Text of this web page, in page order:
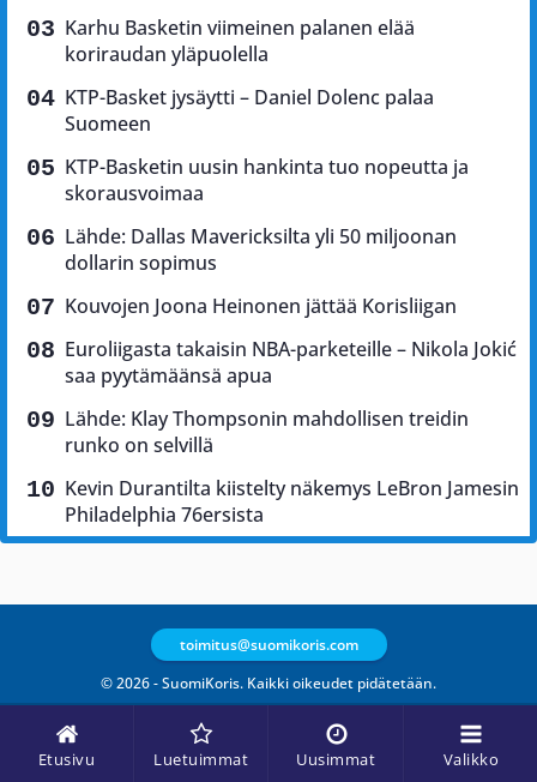
Etusivu Luetuimmat Uusimmat Valikko
Karhu Basketin viimeinen palanen elää
koriraudan yläpuolella
KTP-Basket jysäytti – Daniel Dolenc palaa
Suomeen
KTP-Basketin uusin hankinta tuo nopeutta ja
skorausvoimaa
Lähde: Dallas Mavericksilta yli 50 miljoonan
dollarin sopimus
Kouvojen Joona Heinonen jättää Korisliigan
Euroliigasta takaisin NBA-parketeille – Nikola Jokić
saa pyytämäänsä apua
Lähde: Klay Thompsonin mahdollisen treidin
runko on selvillä
Kevin Durantilta kiistelty näkemys LeBron Jamesin
Philadelphia 76ersista
© 2026 - SuomiKoris. Kaikki oikeudet pidätetään.
toimitus@suomikoris.com